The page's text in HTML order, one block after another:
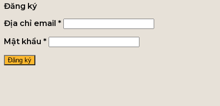
Đăng ký
Địa chỉ email *
Mật khẩu *
Đăng ký